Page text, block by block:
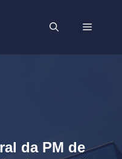
MENU
da PM de